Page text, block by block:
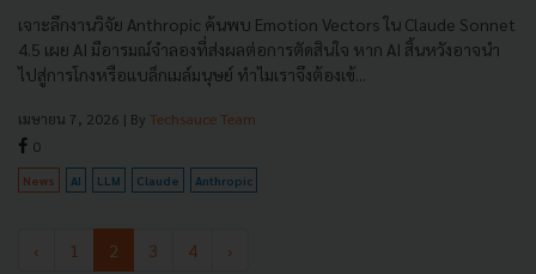
เจาะลึกงานวิจัย Anthropic ค้นพบ Emotion Vectors ใน Claude Sonnet
4.5 เผย AI มีอารมณ์จำลองที่ส่งผลต่อการตัดสินใจ หาก AI สิ้นหวังอาจนำ
ไปสู่การโกงหรือแบล็กเมล์มนุษย์ ทำไมเราจึงต้องเข้...
เมษายน 7, 2026 | By Techsauce Team
0
News AI LLM Claude Anthropic
‹ 1 2 3 4 ›